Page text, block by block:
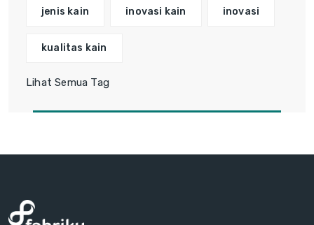
jenis kain inovasi kain inovasi
kualitas kain
Lihat Semua Tag